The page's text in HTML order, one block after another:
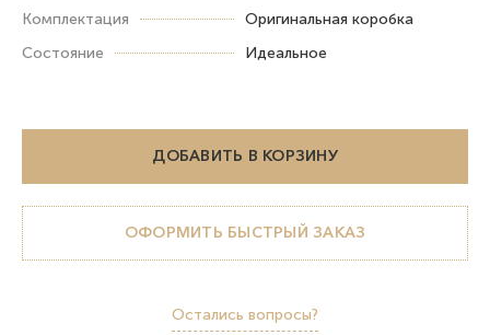
Комплектация
Оригинальная коробка
Состояние
Идеальное
ДОБАВИТЬ В КОРЗИНУ
ОФОРМИТЬ БЫСТРЫЙ ЗАКАЗ
Остались вопросы?